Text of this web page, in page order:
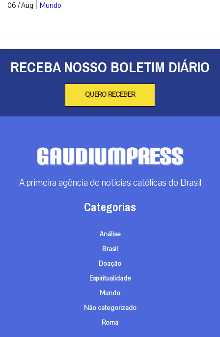
06 / Aug | Mundo
RECEBA NOSSO BOLETIM DIÁRIO
QUERO RECEBER
A primeira agência de notícias católicas do Brasil
Categorias
Análise
Brasil
Doação
Espiritualidade
Mundo
Não categorizado
Roma